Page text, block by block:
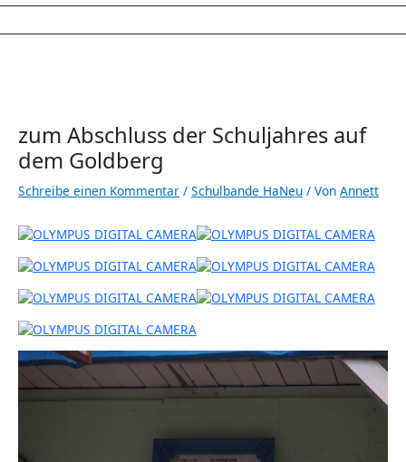
Menü
zum Abschluss der Schuljahres auf
dem Goldberg
Schreibe einen Kommentar / Schulbande HaNeu / Von Annett